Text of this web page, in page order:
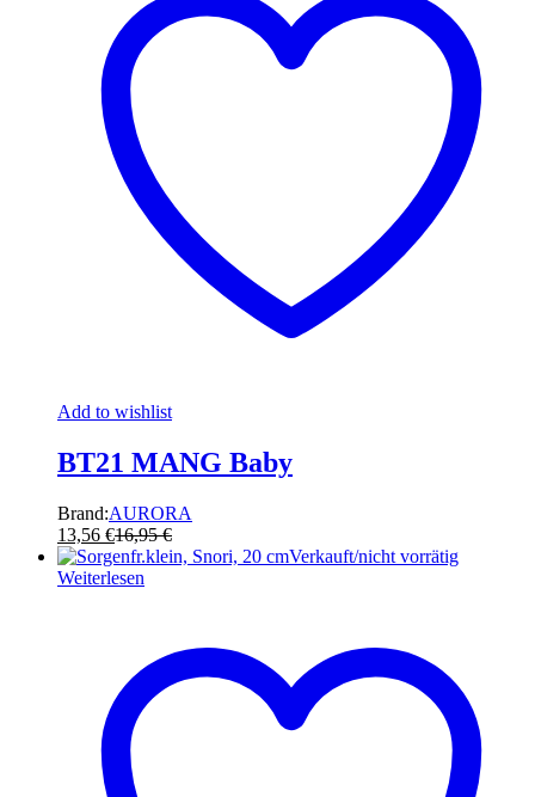
Add to wishlist
BT21 MANG Baby
Brand:AURORA
13,56 €16,95€
Verkauft/nicht vorrätig
Weiterlesen